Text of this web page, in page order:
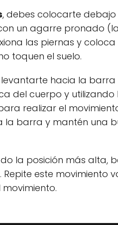
, debes colocarte
un agarre pronado
las piernas y
toquen el suelo.
hacia la
del cuerpo y utilizando
realizar el
la barra y mantén una
la posición más alta,
Repite este movimiento